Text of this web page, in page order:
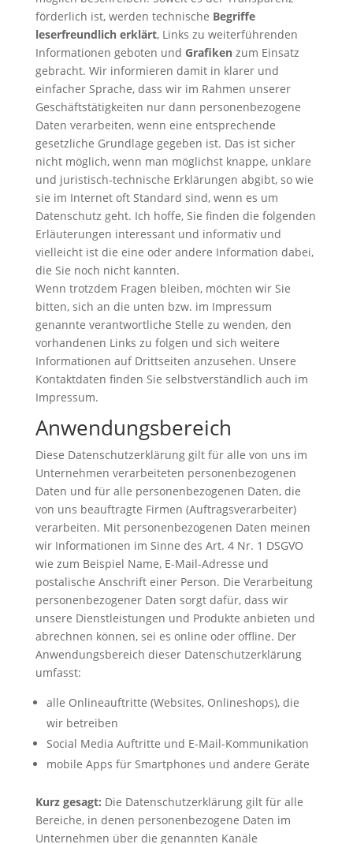
förderlich ist, werden technische Begriffe
leserfreundlich erklärt, Links zu weiterführenden
Informationen geboten und Grafikenzum Einsatz
gebracht. Wir informieren damit in klarer und
einfacher Sprache, dass wir im Rahmen unserer
Geschäftstätigkeiten nur dann personenbezogene
Daten verarbeiten, wenn eine entsprechende
gesetzliche Grundlage gegeben ist. Das ist sicher
nicht möglich, wenn man möglichst knappe, unklare
und juristisch-technische Erklärungen abgibt, so wie
sie im Internet oft Standard sind, wenn es um
Datenschutz geht. Ich hoffe, Sie finden die folgenden
Erläuterungen interessant und informativ und
vielleicht ist die eine oder andere Information dabei,
die Sie noch nicht kannten.
Wenn trotzdem Fragen bleiben, möchten wir Sie
bitten, sich an die unten bzw. im Impressum
genannte verantwortliche Stelle zu wenden, den
vorhandenen Links zu folgen und sich weitere
Informationen auf Drittseiten anzusehen. Unsere
Kontaktdaten finden Sie selbstverständlich auch im
Impressum.
Anwendungsbereich
Diese Datenschutzerklärung gilt für alle von uns im
Unternehmen verarbeiteten personenbezogenen
Daten und für alle personenbezogenen Daten, die
von uns beauftragte Firmen (Auftragsverarbeiter)
verarbeiten. Mit personenbezogenen Daten meinen
wir Informationen im Sinne des Art. 4 Nr. 1 DSGVO
wie zum Beispiel Name, E-Mail-Adresse und
postalische Anschrift einer Person. Die Verarbeitung
personenbezogener Daten sorgt dafür, dass wir
unsere Dienstleistungen und Produkte anbieten und
abrechnen können, sei es online oder offline. Der
Anwendungsbereich dieser Datenschutzerklärung
umfasst:
alle Onlineauftritte (Websites, Onlineshops), die
wir betreiben
Social Media Auftritte und E-Mail-Kommunikation
mobile Apps für Smartphones und andere Geräte
Kurz gesagt: Die Datenschutzerklärung gilt für alle
Bereiche, in denen personenbezogene Daten im
Unternehmen über die genannten Kanäle